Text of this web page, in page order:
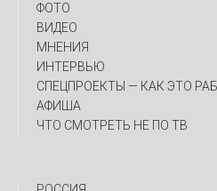
ФОТО
ВИДЕО
МНЕНИЯ
ИНТЕРВЬЮ
CПЕЦПРОЕКТЫ — КАК ЭТО
АФИША
ЧТО СМОТРЕТЬ НЕ ПО ТВ